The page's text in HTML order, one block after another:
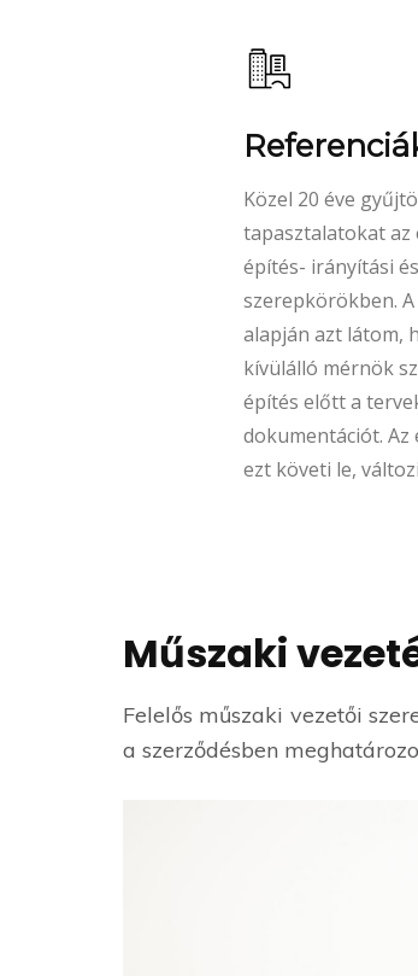
A felelős műszaki
kötelezően
elsősorban a
szabályosságáért
biztosítja, hogy a
vonhassák
miatt).
Műszaki
Felelős műszaki vezetői
a szerződésben